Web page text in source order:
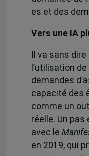
es et des
Vers une IA
Il va sans dire
l’utilisation
demandes
capacité des
comme un
réelle. Un
avec le
en 2019, qui